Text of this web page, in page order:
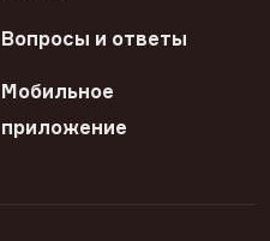
Вопросы и ответы
Мобильное
приложение